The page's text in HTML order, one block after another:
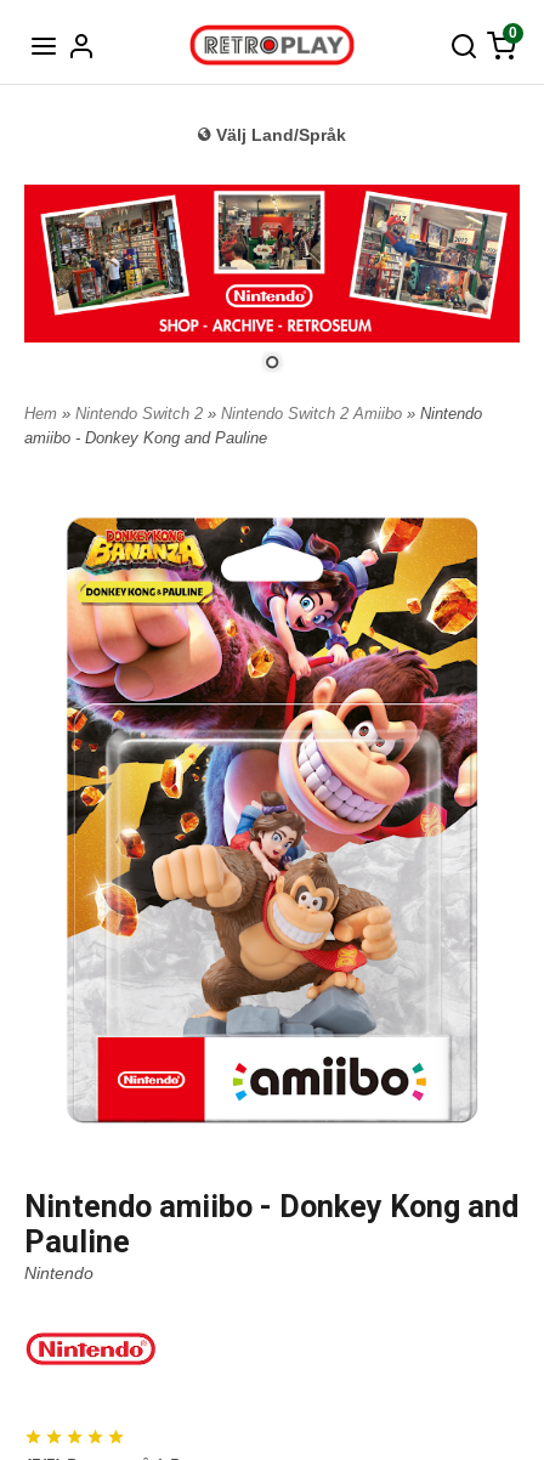
0
Välj Land/Språk
Hem » Nintendo Switch 2 » Nintendo Switch 2 Amiibo » Nintendo
amiibo - Donkey Kong and Pauline
Nintendo amiibo - Donkey Kong and
Pauline
Nintendo